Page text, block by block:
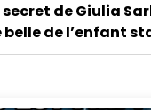
de Giulia
belle de l’enfant
familiaux.